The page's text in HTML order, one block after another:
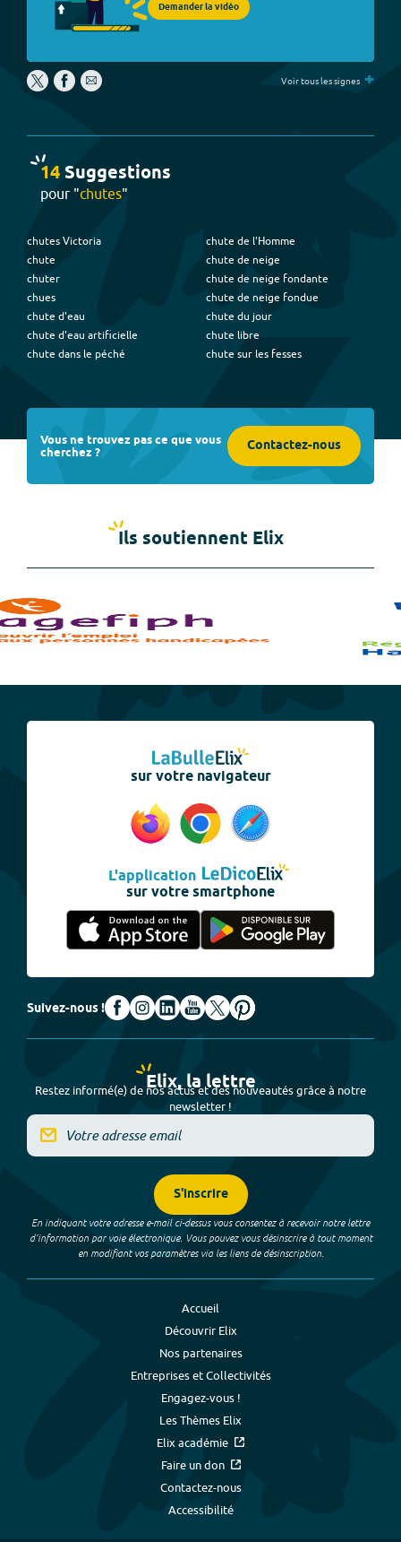
Demander la vidéo
Voir tous les signes +
14Suggestions
pour "chutes"
chutes Victoria
chute
chuter
chues
chute d'eau
chute d'eau artificielle
chute dans le péché
chute de l'Homme
chute de neige
chute de neige fondante
chute de neige fondue
chute du jour
chute libre
chute sur les fesses
Vous ne trouvez pas ce que vous
cherchez ? Contactez-nous
Ils soutiennent Elix
sur votre navigateur
L'application
sur votre smartphone
Suivez-nous !
Elix, la lettre
Restez informé(e) de nos actus et des nouveautés grâce à notre
newsletter !
S'inscrire
En indiquant votre adresse e-mail ci-dessus vous consentez à recevoir notre lettre
d’information par voie électronique. Vous pouvez vous désinscrire à tout moment
en modifiant vos paramètres via les liens de désinscription.
Accueil
Découvrir Elix
Nos partenaires
Entreprises et Collectivités
Engagez-vous !
Les Thèmes Elix
Elix académie
Faire un don
Contactez-nous
Accessibilité